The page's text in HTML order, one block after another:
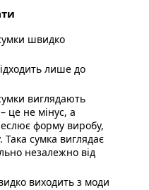
швидко
лише до
виглядають
це не мінус, а
форму виробу,
Така сумка виглядає
незалежно від
виходить з моди